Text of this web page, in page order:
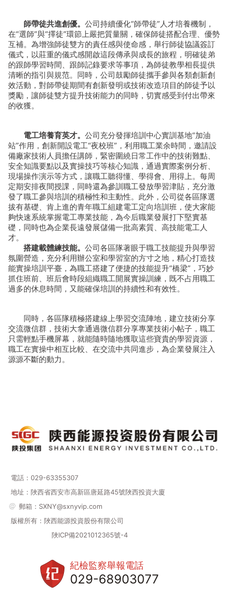
師帶徒共進創優。 公司持續優化“師帶徒”人才培養機制，
在“選師”與“擇徒”環節上嚴把質量關，確保師徒搭配合理、優勢
互補。為增強師徒雙方的責任感與使命感，舉行師徒協議簽訂
儀式，以莊重的儀式感開啟這段傳承與成長的旅程，明確徒弟
的跟師學習時間、跟師記錄要求等事項，為師徒教學相長提供
清晰的指引與規范。同時，公司鼓勵師徒攜手參與各類創新創
效活動，對師帶徒期間有創新發明或技術改造項目的師徒予以
獎勵，讓師徒雙方提升技術能力的同時，切實感受到付出帶來
的收獲。
電工培養育英才。 公司充分發揮培訓中心實訓基地“加油
站”作用，創新開設電工“夜校班”，利用職工業余時間，邀請設
備廠家技術人員擔任講師，緊密圍繞日常工作中的技術難點、
安全知識要點以及實操技巧等核心知識，通過實際案例分析、
現場操作演示等方式，讓職工聽得懂、學得會、用得上。每周
定期安排夜間授課，同時還為參訓職工發放學習津貼，充分激
發了職工參與培訓的積極性和主動性。此外，公司從各區隊選
拔有基礎、肯上進的青年職工組建電工定向培訓班，使大家能
夠快速系統掌握電工專業技能，為今后職業發展打下堅實基
礎，同時也為企業長遠發展儲備一批高素質、高技能電工人
才。
搭建載體練技能。 公司各區隊著眼于職工技能提升與學習
氛圍營造，充分利用辦公室和學習室的方寸之地，精心打造技
能實操培訓平臺，為職工搭建了便捷的技能提升“橋梁”，巧妙
抓住班前、班后會時段組織職工開展實操訓練，既不占用職工
過多的休息時間，又能確保培訓的持續性和有效性。
同時，各區隊積極搭建線上學習交流陣地，建立技術分享
交流微信群，技術大拿通過微信群分享專業技術小帖子，職工
只需輕點手機屏幕，就能隨時隨地獲取這些寶貴的學習資源，
職工在實操中相互比較、在交流中共同進步，為企業發展注入
源源不斷的動力。
電話：029-63355307
地址： 陜西省西安市高新區唐延路45號陜西投資大廈
郵箱：SXNY@sxnyvip.com
版權所有：陜西能源投資股份有限公司
陜ICP備2021012365號-4
紀檢監察舉報電話
029-68903077